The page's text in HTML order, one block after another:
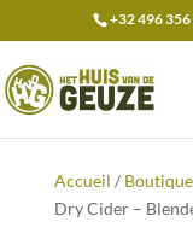
+32 496
pour :
Accueil / Boutique
Dry Cider –